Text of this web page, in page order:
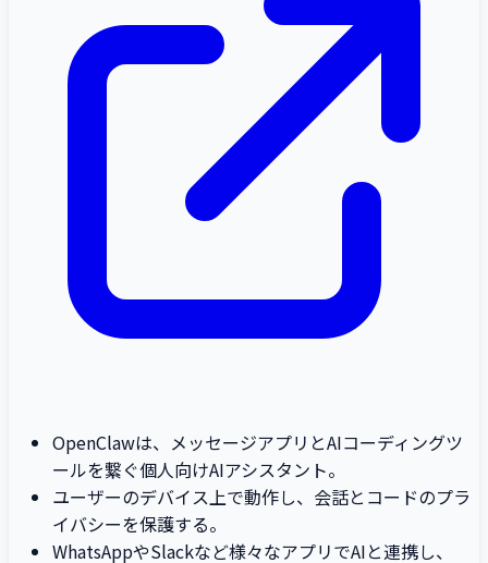
OpenClawは、メッセージアプリとAIコーディングツ
ールを繋ぐ個人向けAIアシスタント。
ユーザーのデバイス上で動作し、会話とコードのプラ
イバシーを保護する。
WhatsAppやSlackなど様々なアプリでAIと連携し、